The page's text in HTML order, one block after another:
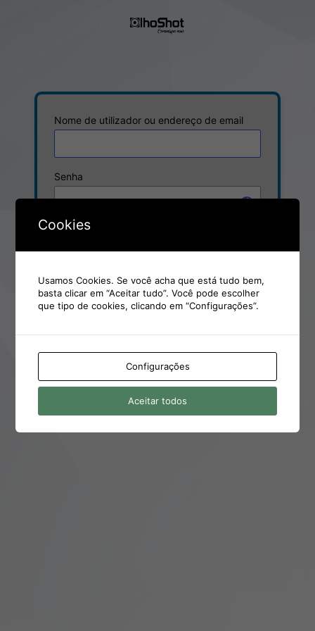
Nome de utilizador ou endereço de email
Senha
Manter sessão
Esqueceu-se da senha?
POLÍTICA DE PRIVACIDADE E COOKIES
Cookies
Usamos Cookies. Se você acha que está tudo bem,
basta clicar em “Aceitar tudo”. Você pode escolher
que tipo de cookies, clicando em “Configurações”.
Configurações
Aceitar todos